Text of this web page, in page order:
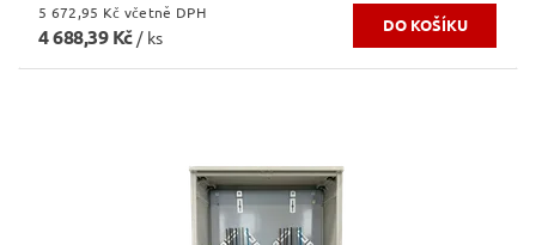
5 672,95 Kč včetně DPH
4 688,39 Kč / ks